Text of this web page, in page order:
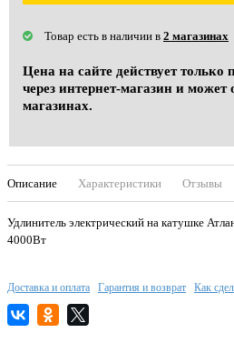
Товар есть в наличии в 2 магазинах
Цена на сайте действует только
через интернет-магазин и может
магазинах.
Описание Характеристики Отзывы
Удлинитель электрический на катушке
4000Вт
Доставка и оплата Гарантия и возврат Как